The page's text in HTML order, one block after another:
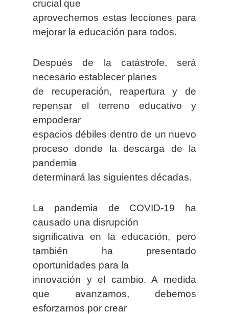
crucial que
aprovechemos estas lecciones para
mejorar la educación para todos.
Después de la catástrofe, será
necesario establecer planes
de recuperación, reapertura y de
repensar el terreno educativo y
empoderar
espacios débiles dentro de un nuevo
proceso donde la descarga de la
pandemia
determinará las siguientes décadas.
La pandemia de COVID-19 ha
causado una disrupción
significativa en la educación, pero
también ha presentado
oportunidades para la
innovación y el cambio. A medida
que avanzamos, debemos
esforzarnos por crear